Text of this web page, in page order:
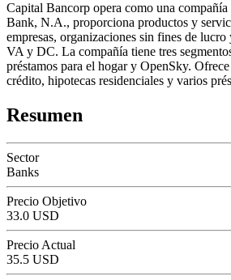
Capital Bancorp opera como una compañía
Bank, N.A., proporciona productos y
empresas, organizaciones sin fines de
VA y DC. La compañía tiene tres
préstamos para el hogar y OpenSky.
crédito, hipotecas residenciales y varios
Resumen
Sector
Banks
Precio Objetivo
33.0 USD
Precio Actual
35.5 USD